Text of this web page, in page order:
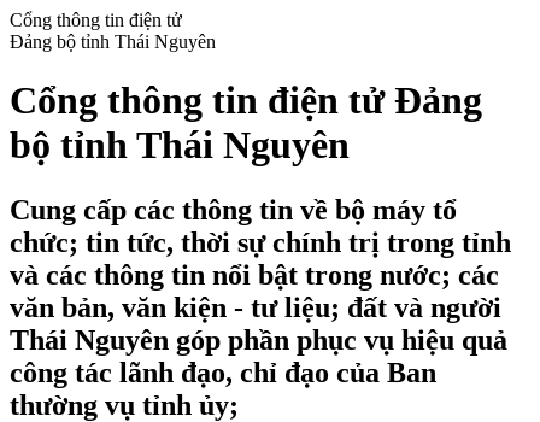
Cổng thông tin điện tử
Đảng bộ tỉnh Thái Nguyên
Cổng thông tin điện tử Đảng
bộ tỉnh Thái Nguyên
Cung cấp các thông tin về bộ máy tổ
chức; tin tức, thời sự chính trị trong tỉnh
và các thông tin nổi bật trong nước; các
văn bản, văn kiện - tư liệu; đất và người
Thái Nguyên góp phần phục vụ hiệu quả
công tác lãnh đạo, chỉ đạo của Ban
thường vụ tỉnh ủy;